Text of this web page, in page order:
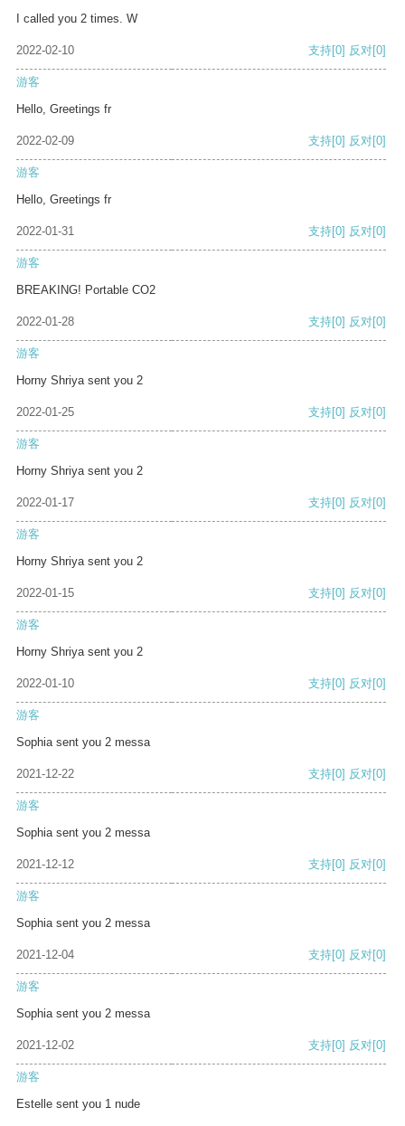
I called you 2 times. W
2022-02-10 支持[0] 反对[0]
游客
Hello, Greetings fr
2022-02-09 支持[0] 反对[0]
游客
Hello, Greetings fr
2022-01-31 支持[0] 反对[0]
游客
BREAKING! Portable CO2
2022-01-28 支持[0] 反对[0]
游客
Horny Shriya sent you 2
2022-01-25 支持[0] 反对[0]
游客
Horny Shriya sent you 2
2022-01-17 支持[0] 反对[0]
游客
Horny Shriya sent you 2
2022-01-15 支持[0] 反对[0]
游客
Horny Shriya sent you 2
2022-01-10 支持[0] 反对[0]
游客
Sophia sent you 2 messa
2021-12-22 支持[0] 反对[0]
游客
Sophia sent you 2 messa
2021-12-12 支持[0] 反对[0]
游客
Sophia sent you 2 messa
2021-12-04 支持[0] 反对[0]
游客
Sophia sent you 2 messa
2021-12-02 支持[0] 反对[0]
游客
Estelle sent you 1 nude